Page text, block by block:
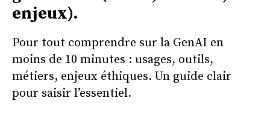
enjeux).
Pour tout comprendre sur la GenAI en
moins de 10 minutes : usages, outils,
métiers, enjeux éthiques. Un guide clair
pour saisir l’essentiel.